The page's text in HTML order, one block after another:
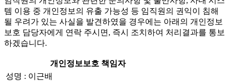
템 이용 중 개인정보의 유출 가능성 등 임직원의 권익이 침해
될 우려가 있는 사실을 발견하였을 경우에는 아래의 개인정보
보호 담당자에게 연락 주시면, 즉시 조치하여 처리결과를 통보
하겠습니다.
개인정보보호 책임자
성명 : 이근배